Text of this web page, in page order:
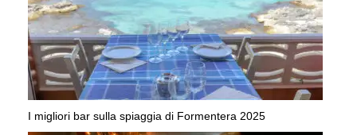
I migliori bar sulla spiaggia di Formentera 2025